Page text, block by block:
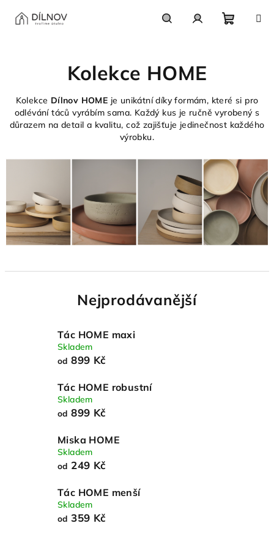
Kolekce HOME
Kolekce Dílnov HOME je unikátní díky formám, které si pro
odlévání táců vyrábím sama. Každý kus je ručně vyrobený s
důrazem na detail a kvalitu, což zajišťuje jedinečnost každého
výrobku.
Nejprodávanější
Tác HOME maxi
Skladem
od 899 Kč
Tác HOME robustní
Skladem
od 899 Kč
Miska HOME
Skladem
od 249 Kč
Tác HOME menší
Skladem
od 359 Kč